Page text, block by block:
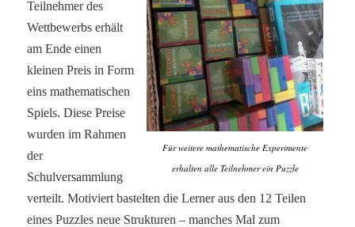
Für weitere mathematische Experimente
erhalten alle Teilnehmer ein Puzzle
Teilnehmer des
Wettbewerbs erhält
am Ende einen
kleinen Preis in Form
eins mathematischen
Spiels. Diese Preise
wurden im Rahmen
der
Schulversammlung
verteilt. Motiviert bastelten die Lerner aus den 12 Teilen
eines Puzzles neue Strukturen – manches Mal zum